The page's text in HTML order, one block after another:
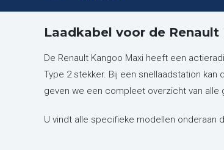
Laadkabel voor de Renault
De Renault Kangoo Maxi heeft een
Type 2 stekker. Bij een snellaadstation kan
geven we een compleet overzicht van
U vindt alle specifieke modellen onderaan